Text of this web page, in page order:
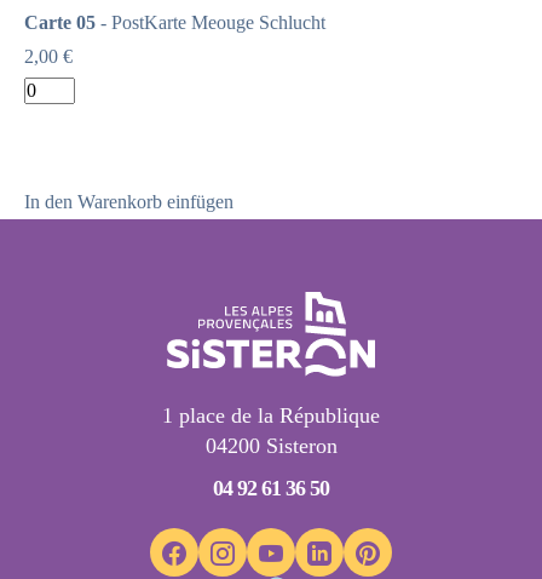
Carte 05 - PostKarte Meouge Schlucht
2,00 €
In den Warenkorb einfügen
1 place de la République
04200 Sisteron
04 92 61 36 50
Suivez-nous sur Facebook
Suivez-nous sur Instagram
Suivez-nous sur Youtube
Suivez-nous sur Linkedin
Suivez-nous sur